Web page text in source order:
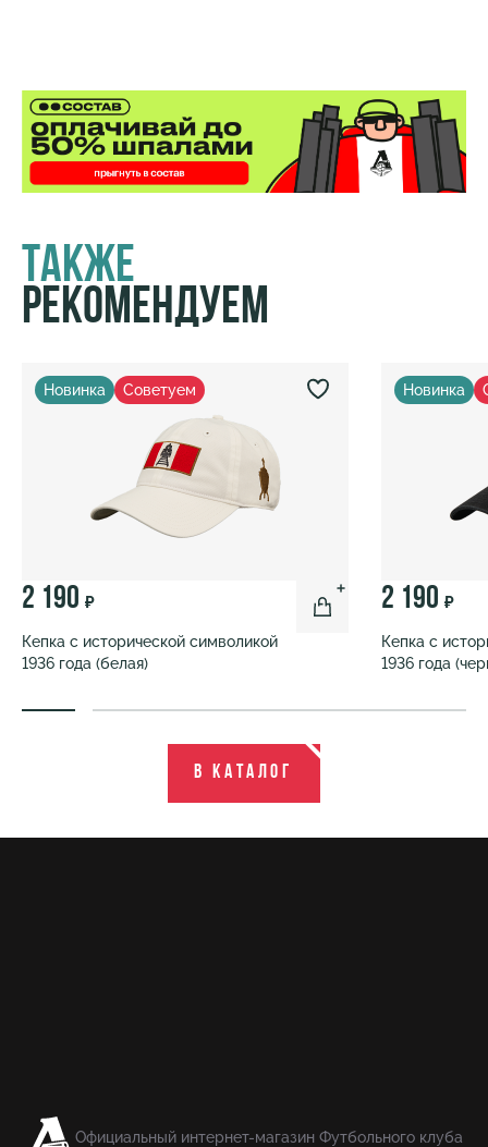
Также
Рекомендуем
Новинка Советуем
2 190 ₽
Кепка с исторической символикой
1936 года (белая)
Новинка
2 190 ₽
Кепка с
1936 года
В каталог
Официальный интернет-магазин Футбольного клуба